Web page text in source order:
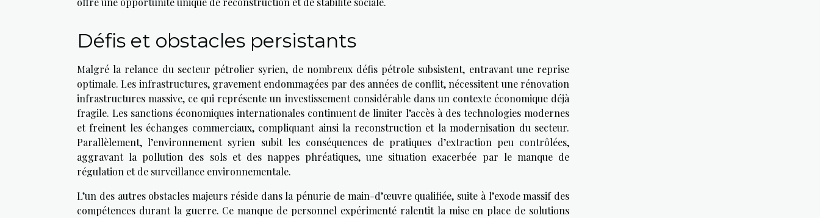
Défis et obstacles persistants
Malgré la relance du secteur pétrolier syrien, de nombreux défis pétrole subsistent, entravant une reprise
optimale. Les infrastructures, gravement endommagées par des années de conflit, nécessitent une rénovation
infrastructures massive, ce qui représente un investissement considérable dans un contexte économique déjà
fragile. Les sanctions économiques internationales continuent de limiter l’accès à des technologies modernes
et freinent les échanges commerciaux, compliquant ainsi la reconstruction et la modernisation du secteur.
Parallèlement, l’environnement syrien subit les conséquences de pratiques d’extraction peu contrôlées,
aggravant la pollution des sols et des nappes phréatiques, une situation exacerbée par le manque de
régulation et de surveillance environnementale.
L’un des autres obstacles majeurs réside dans la pénurie de main-d’œuvre qualifiée, suite à l’exode massif des
compétences durant la guerre. Ce manque de personnel expérimenté ralentit la mise en place de solutions